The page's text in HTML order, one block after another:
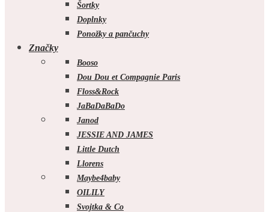
Šortky
Doplnky
Ponožky a pančuchy
Značky
Booso
Dou Dou et Compagnie Paris
Floss&Rock
JaBaDaBaDo
Janod
JESSIE AND JAMES
Little Dutch
Llorens
Maybe4baby
OILILY
Svojtka & Co